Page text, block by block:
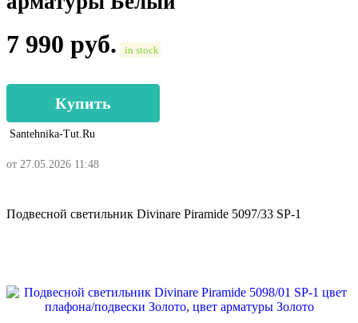
7 990 руб. in stock
Купить
Santehnika-Tut.ru
от 27.05.2026 11:48
Подвесной светильник Divinare Piramide 5097/33 SP-1